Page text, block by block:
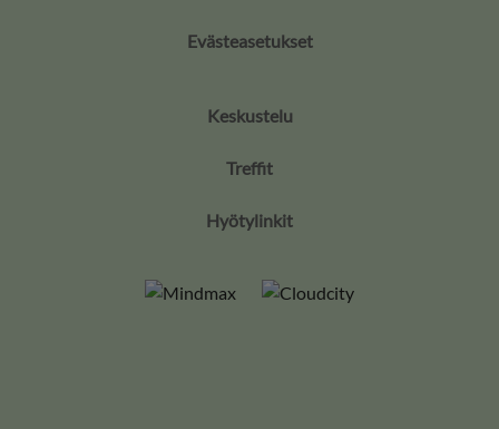
Evästeasetukset
Keskustelu
Treffit
Hyötylinkit